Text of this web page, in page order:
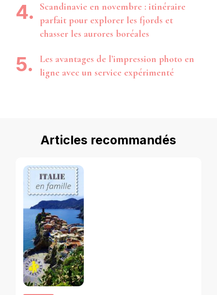
Scandinavie en novembre : itinéraire
parfait pour explorer les fjords et
chasser les aurores boréales
Les avantages de l’impression photo en
ligne avec un service expérimenté
Articles recommandés